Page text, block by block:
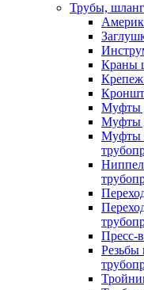
Трубы,
Краны
Крепеж
Муфты
Муфты
Муфты
Пресс-
Резьбы